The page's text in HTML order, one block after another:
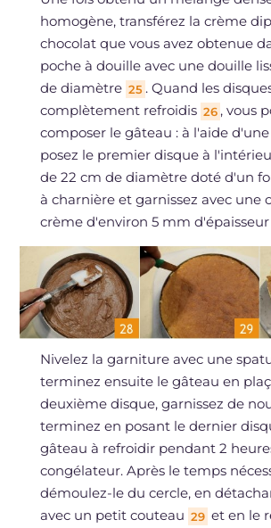
homogène, transférez la crème
chocolat que vous avez obtenue
poche à douille avec une douille
de diamètre 25 . Quand les
complètement refroidis 26 , vous
composer le gâteau : à l'aide
posez le premier disque à
de 22 cm de diamètre doté d'un
à charnière et garnissez avec une
crème d'environ 5 mm d'épaisseur
Nivelez la garniture avec une
terminez ensuite le gâteau en
deuxième disque, garnissez de
terminez en posant le dernier
gâteau à refroidir pendant 2
congélateur. Après le temps
démoulez-le du cercle, en
avec un petit couteau 29 et en le